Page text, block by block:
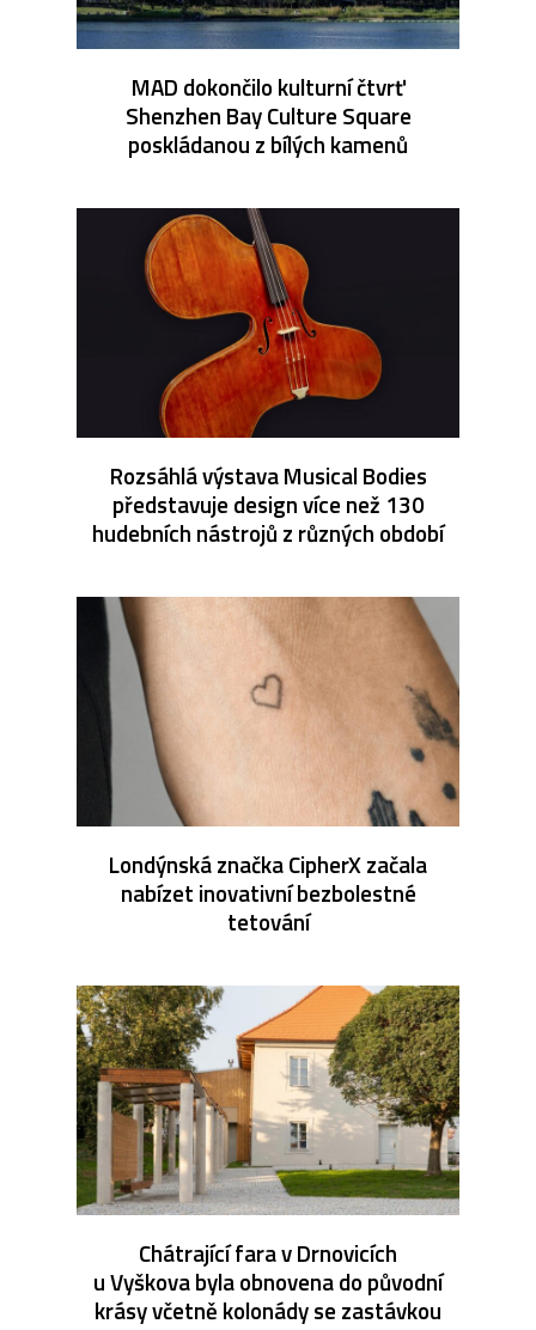
MAD dokončilo kulturní čtvrť
Shenzhen Bay Culture Square
poskládanou z bílých kamenů
Rozsáhlá výstava Musical Bodies
představuje design více než 130
hudebních nástrojů z různých období
Londýnská značka CipherX začala
nabízet inovativní bezbolestné
tetování
Chátrající fara v Drnovicích
u Vyškova byla obnovena do původní
krásy včetně kolonády se zastávkou